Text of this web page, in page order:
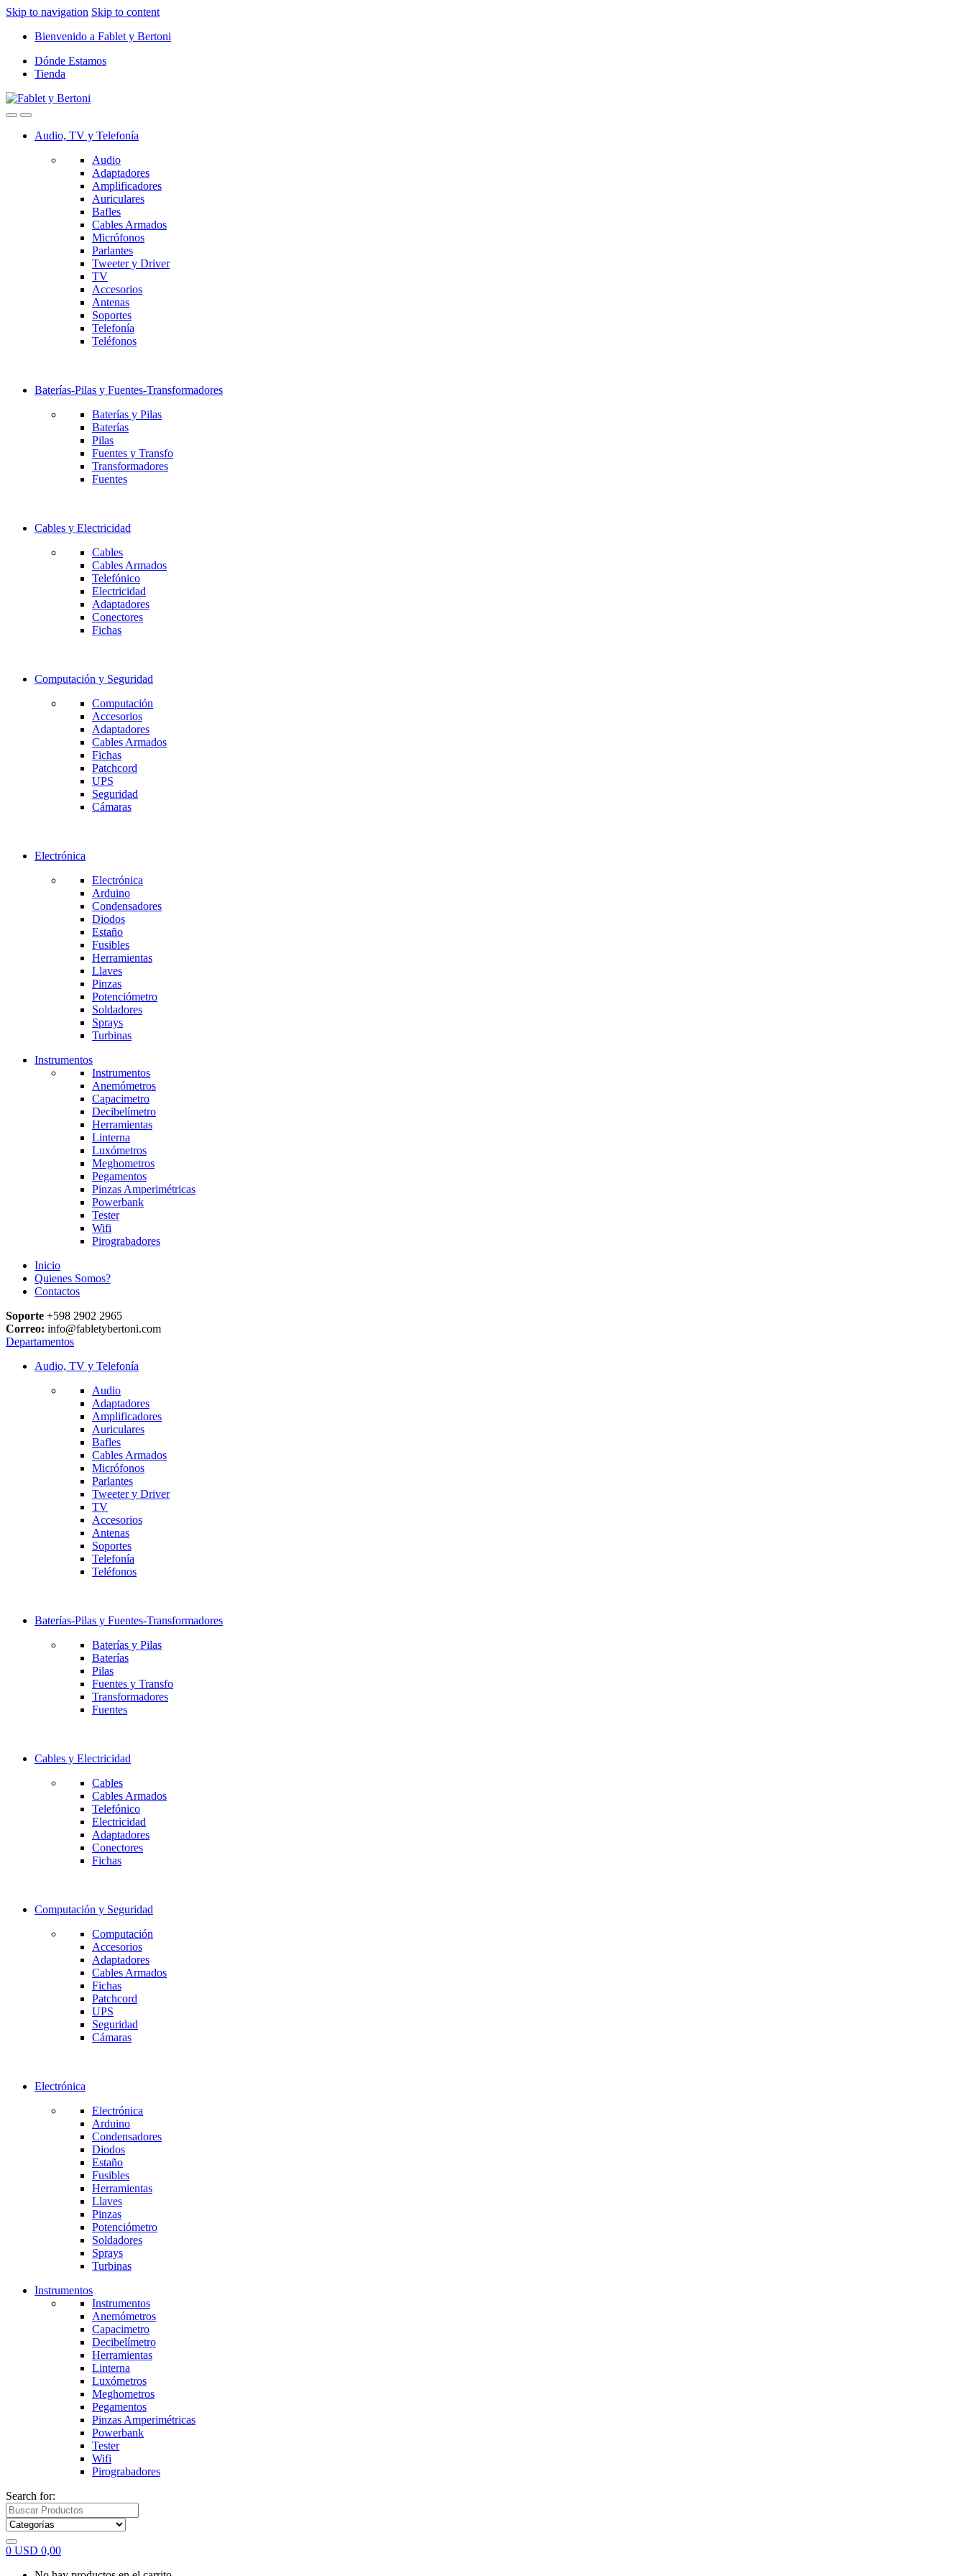
Skip to navigation Skip to content
Bienvenido a Fablet y Bertoni
Dónde Estamos
Tienda
Audio, TV y Telefonía
Audio
Adaptadores
Amplificadores
Auriculares
Bafles
Cables Armados
Micrófonos
Parlantes
Tweeter y Driver
TV
Accesorios
Antenas
Soportes
Telefonía
Teléfonos
Baterías-Pilas y Fuentes-Transformadores
Baterías y Pilas
Baterías
Pilas
Fuentes y Transfo
Transformadores
Fuentes
Cables y Electricidad
Cables
Cables Armados
Telefónico
Electricidad
Adaptadores
Conectores
Fichas
Computación y Seguridad
Computación
Accesorios
Adaptadores
Cables Armados
Fichas
Patchcord
UPS
Seguridad
Cámaras
Electrónica
Electrónica
Arduino
Condensadores
Diodos
Estaño
Fusibles
Herramientas
Llaves
Pinzas
Potenciómetro
Soldadores
Sprays
Turbinas
Instrumentos
Instrumentos
Anemómetros
Capacimetro
Decibelímetro
Herramientas
Linterna
Luxómetros
Meghometros
Pegamentos
Pinzas Amperimétricas
Powerbank
Tester
Wifi
Pirograbadores
Inicio
Quienes Somos?
Contactos
Soporte +598 2902 2965
Correo: info@fabletybertoni.com
Departamentos
Audio, TV y Telefonía
Audio
Adaptadores
Amplificadores
Auriculares
Bafles
Cables Armados
Micrófonos
Parlantes
Tweeter y Driver
TV
Accesorios
Antenas
Soportes
Telefonía
Teléfonos
Baterías-Pilas y Fuentes-Transformadores
Baterías y Pilas
Baterías
Pilas
Fuentes y Transfo
Transformadores
Fuentes
Cables y Electricidad
Cables
Cables Armados
Telefónico
Electricidad
Adaptadores
Conectores
Fichas
Computación y Seguridad
Computación
Accesorios
Adaptadores
Cables Armados
Fichas
Patchcord
UPS
Seguridad
Cámaras
Electrónica
Electrónica
Arduino
Condensadores
Diodos
Estaño
Fusibles
Herramientas
Llaves
Pinzas
Potenciómetro
Soldadores
Sprays
Turbinas
Instrumentos
Instrumentos
Anemómetros
Capacimetro
Decibelímetro
Herramientas
Linterna
Luxómetros
Meghometros
Pegamentos
Pinzas Amperimétricas
Powerbank
Tester
Wifi
Pirograbadores
Search for:
0 USD 0,00